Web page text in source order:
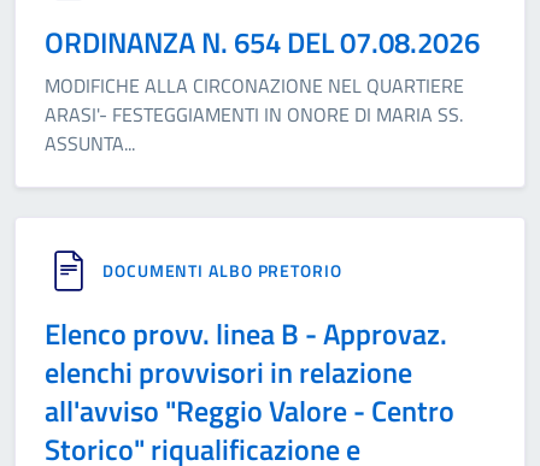
ORDINANZA N. 654 DEL 07.08.2026
MODIFICHE ALLA CIRCONAZIONE NEL QUARTIERE
ARASI'- FESTEGGIAMENTI IN ONORE DI MARIA SS.
ASSUNTA...
DOCUMENTI ALBO PRETORIO
Elenco provv. linea B - Approvaz.
elenchi provvisori in relazione
all'avviso "Reggio Valore - Centro
Storico" riqualificazione e